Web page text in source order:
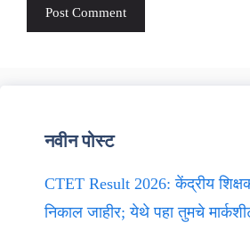
नवीन पोस्ट
CTET Result 2026: केंद्रीय शिक्षक
निकाल जाहीर; येथे पहा तुमचे